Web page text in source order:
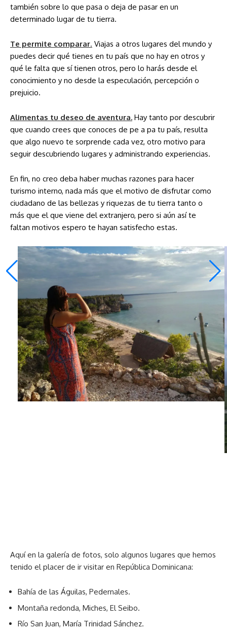
también sobre lo que pasa o deja de pasar en un
determinado lugar de tu tierra.
Te permite comparar. Viajas a otros lugares del mundo y
puedes decir qué tienes en tu país que no hay en otros y
qué le falta que sí tienen otros, pero lo harás desde el
conocimiento y no desde la especulación, percepción o
prejuicio.
Alimentas tu deseo de aventura. Hay tanto por descubrir
que cuando crees que conoces de pe a pa tu país, resulta
que algo nuevo te sorprende cada vez, otro motivo para
seguir descubriendo lugares y administrando experiencias.
En fin, no creo deba haber muchas razones para hacer
turismo interno, nada más que el motivo de disfrutar como
ciudadano de las bellezas y riquezas de tu tierra tanto o
más que el que viene del extranjero, pero si aún así te
faltan motivos espero te hayan satisfecho estas.
Aquí en la galería de fotos, solo algunos lugares que hemos
tenido el placer de ir visitar en República Dominicana:
Bahía de las Águilas, Pedernales.
Montaña redonda, Miches, El Seibo.
Río San Juan, María Trinidad Sánchez.